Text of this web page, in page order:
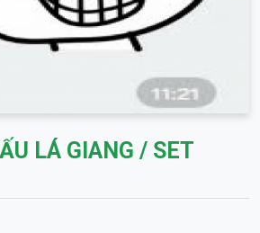
LÁ GIANG / SET